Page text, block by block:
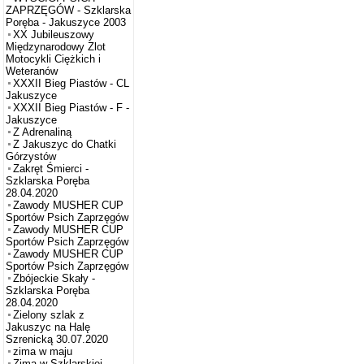
ZAPRZĘGÓW - Szklarska
Poręba - Jakuszyce 2003
XX Jubileuszowy
Międzynarodowy Zlot
Motocykli Ciężkich i
Weteranów
XXXII Bieg Piastów - CL
Jakuszyce
XXXII Bieg Piastów - F -
Jakuszyce
Z Adrenaliną
Z Jakuszyc do Chatki
Górzystów
Zakręt Śmierci -
Szklarska Poręba
28.04.2020
Zawody MUSHER CUP
Sportów Psich Zaprzęgów
Zawody MUSHER CUP
Sportów Psich Zaprzęgów
Zawody MUSHER CUP
Sportów Psich Zaprzęgów
Zbójeckie Skały -
Szklarska Poręba
28.04.2020
Zielony szlak z
Jakuszyc na Halę
Szrenicką 30.07.2020
zima w maju